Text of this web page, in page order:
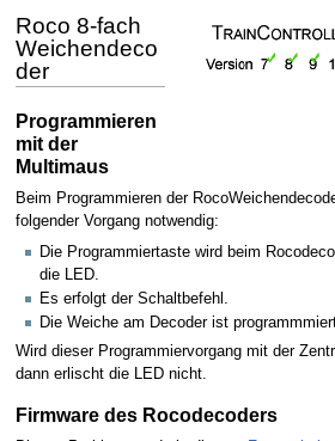
Roco 8-fach
Weichendeco
der
Programmieren
mit der
Multimaus
Beim Programmieren der
folgender Vorgang notwendig:
Die Programmiertaste wird beim
die LED.
Es erfolgt der Schaltbefehl.
Die Weiche am Decoder ist
Wird dieser Programmiervorgang mit der
dann erlischt die LED nicht.
Firmware des Rocodecoders